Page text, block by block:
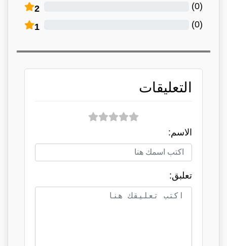
2 (
0
)
1 (
0
)
التعليقات
الاسم:
تعلبق: